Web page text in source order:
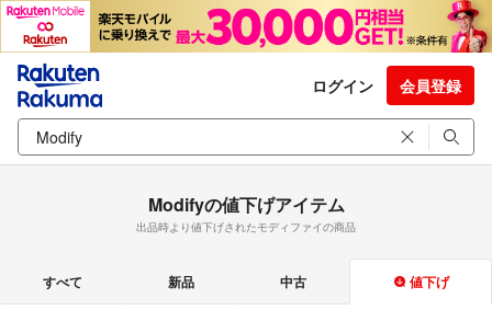
ログイン 会員登録
Modifyの値下げアイテム
出品時より値下げされたモディファイの商品
すべて 新品 中古 値下げ